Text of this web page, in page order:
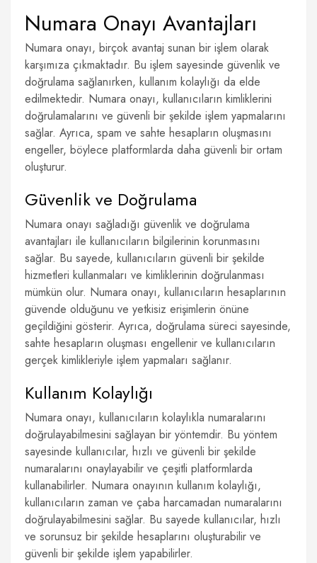
Numara Onayı Avantajları
Numara onayı, birçok avantaj sunan bir işlem olarak
karşımıza çıkmaktadır. Bu işlem sayesinde güvenlik ve
doğrulama sağlanırken, kullanım kolaylığı da elde
edilmektedir. Numara onayı, kullanıcıların kimliklerini
doğrulamalarını ve güvenli bir şekilde işlem yapmalarını
sağlar. Ayrıca, spam ve sahte hesapların oluşmasını
engeller, böylece platformlarda daha güvenli bir ortam
oluşturur.
Güvenlik ve Doğrulama
Numara onayı sağladığı güvenlik ve doğrulama
avantajları ile kullanıcıların bilgilerinin korunmasını
sağlar. Bu sayede, kullanıcıların güvenli bir şekilde
hizmetleri kullanmaları ve kimliklerinin doğrulanması
mümkün olur. Numara onayı, kullanıcıların hesaplarının
güvende olduğunu ve yetkisiz erişimlerin önüne
geçildiğini gösterir. Ayrıca, doğrulama süreci sayesinde,
sahte hesapların oluşması engellenir ve kullanıcıların
gerçek kimlikleriyle işlem yapmaları sağlanır.
Kullanım Kolaylığı
Numara onayı, kullanıcıların kolaylıkla numaralarını
doğrulayabilmesini sağlayan bir yöntemdir. Bu yöntem
sayesinde kullanıcılar, hızlı ve güvenli bir şekilde
numaralarını onaylayabilir ve çeşitli platformlarda
kullanabilirler. Numara onayının kullanım kolaylığı,
kullanıcıların zaman ve çaba harcamadan numaralarını
doğrulayabilmesini sağlar. Bu sayede kullanıcılar, hızlı
ve sorunsuz bir şekilde hesaplarını oluşturabilir ve
güvenli bir şekilde işlem yapabilirler.